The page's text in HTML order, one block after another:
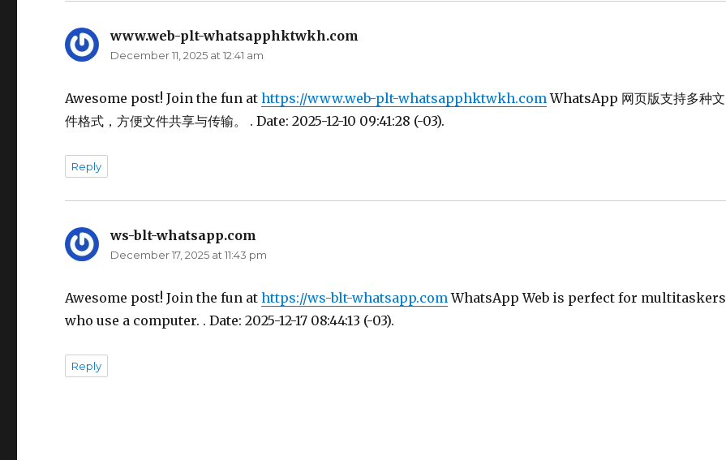
www.web-plt-whatsapphktwkh.com
December 11, 2025 at 12:41 am
Awesome post! Join the fun athttps://www.web-plt-whatsapphktwkh.comWhatsApp 网页版支持多种文
件格式，方便文件共享与传输。 . Date: 2025-12-10 09:41:28 (-03).
Reply
ws-blt-whatsapp.com
December 17, 2025 at 11:43 pm
Awesome post! Join the fun athttps://ws-blt-whatsapp.comWhatsApp Web is perfect for multitaskers
who use a computer. . Date: 2025-12-17 08:44:13 (-03).
Reply